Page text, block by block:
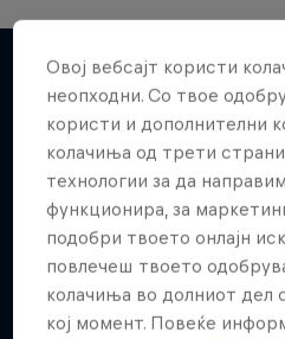
Повеќе слична
Овој вебсајт користи
неопходни. Со твое
користи и дополнителни
колачиња од трети
технологии за да
функционира, за
подобри твоето онлајн
повлечеш твоето
колачиња во долниот дел
кој момент. Повеќе